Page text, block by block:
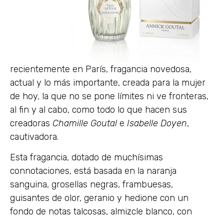
recientemente en París, fragancia novedosa,
actual y lo más importante, creada para la mujer
de hoy, la que no se pone límites ni ve fronteras,
al fin y al cabo, como todo lo que hacen sus
creadoras Chamille Goutal e Isabelle Doyen,
cautivadora.
Esta fragancia, dotado de muchísimas
connotaciones, está basada en la naranja
sanguina, grosellas negras, frambuesas,
guisantes de olor, geranio y hedione con un
fondo de notas talcosas, almizcle blanco, con